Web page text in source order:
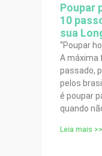
Poupar
10
sua
“Poupar
A máxima
passado,
pelos
é poupar
quando
Leia mais >>